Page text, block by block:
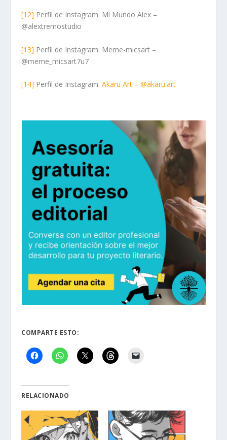
[12] Perfil de Instagram: Mi Mundo Alex –
@alextremostudio
[13] Perfil de Instagram: Meme-micsart –
@meme_micsart7u7
[14] Perfil de Instagram:Akaru Art – @akaru.art
COMPARTE ESTO:
RELACIONADO